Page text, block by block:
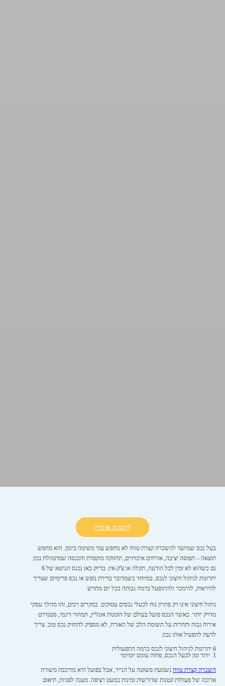
להזמנה אונליין
בעל נכס שמיועד להשכרה קצרת טווח לא מחפש עוד משימה ביומן. הוא מחפש
תוצאה – תפוסה יציבה, אורחים איכותיים, תחזוקה מוקפדת והכנסה שמתנהלת נכון
גם כשהוא לא זמין לכל הודעה, תקלה או צ'ק-אין. בדיוק כאן נכנס הנושא של 6
יתרונות לניהול חיצוני לנכס, במיוחד כשמדובר בדירת נופש או נכס פרימיום שצריך
להיראות, להימכר ולהתופעל ברמה גבוהה בכל יום מחדש.
ניהול חיצוני אינו רק פתרון נוח לבעלי נכסים עסוקים. במקרים רבים, זהו מהלך עסקי
מדויק יותר. כאשר הנכס פועל בעולם של הזמנות אונליין, תמחור דינמי, סטנדרט
אירוח גבוה ותחרות על תשומת הלב של האורח, לא מספיק להחזיק נכס טוב. צריך
לדעת להפעיל אותו נכון.
6 יתרונות לניהול חיצוני לנכס ברמה התפעולית
1. יותר זמן לבעל הנכס, פחות עומס יומיומי
השכרה קצרת טווח נשמעת פשוטה על הנייר, אבל בפועל היא מורכבת משורה
ארוכה של פעולות קטנות שדורשות זמינות כמעט רציפה. מענה לפניות, תיאום